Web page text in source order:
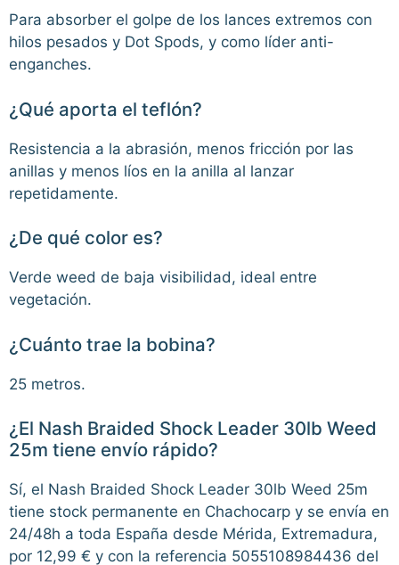
Para absorber el golpe de los lances extremos con
hilos pesados y Dot Spods, y como líder anti-
enganches.
¿Qué aporta el teflón?
Resistencia a la abrasión, menos fricción por las
anillas y menos líos en la anilla al lanzar
repetidamente.
¿De qué color es?
Verde weed de baja visibilidad, ideal entre
vegetación.
¿Cuánto trae la bobina?
25 metros.
¿El Nash Braided Shock Leader 30lb Weed
25m tiene envío rápido?
Sí, el Nash Braided Shock Leader 30lb Weed 25m
tiene stock permanente en Chachocarp y se envía en
24/48h a toda España desde Mérida, Extremadura,
por 12,99 € y con la referencia 5055108984436 del